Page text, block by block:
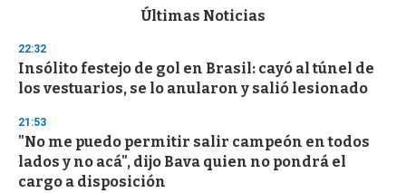
d
s
o
f
3
s
e
c
o
Últimas Noticias
22:32
Insólito festejo de gol en Brasil: cayó al túnel de
los vestuarios, se lo anularon y salió lesionado
21:53
"No me puedo permitir salir campeón en todos
lados y no acá", dijo Bava quien no pondrá el
cargo a disposición